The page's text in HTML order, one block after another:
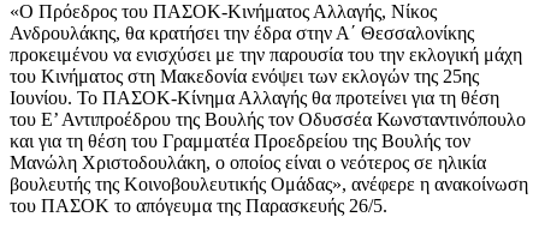
«Ο Πρόεδρος του ΠΑΣΟΚ-Κινήματος Αλλαγής, Νίκος
Ανδρουλάκης, θα κρατήσει την έδρα στην Α΄ Θεσσαλονίκης
προκειμένου να ενισχύσει με την παρουσία του την εκλογική μάχη
του Κινήματος στη Μακεδονία ενόψει των εκλογών της 25ης
Ιουνίου. Το ΠΑΣΟΚ-Κίνημα Αλλαγής θα προτείνει για τη θέση
του Ε’ Αντιπροέδρου της Βουλής τον Οδυσσέα Κωνσταντινόπουλο
και για τη θέση του Γραμματέα Προεδρείου της Βουλής τον
Μανώλη Χριστοδουλάκη, ο οποίος είναι ο νεότερος σε ηλικία
βουλευτής της Κοινοβουλευτικής Ομάδας», ανέφερε η ανακοίνωση
του ΠΑΣΟΚ το απόγευμα της Παρασκευής 26/5.